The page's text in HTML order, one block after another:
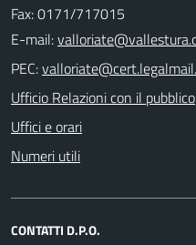
Fax: 0171/717015
E-mail:
PEC:
Ufficio Relazioni con il pubblico
Uffici e orari
Numeri utili
CONTATTI D.P.O.